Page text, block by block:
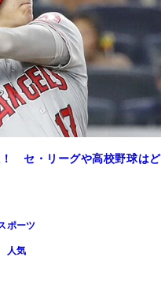
！ セ・リーグや高校野球はど
ポーツ
人気